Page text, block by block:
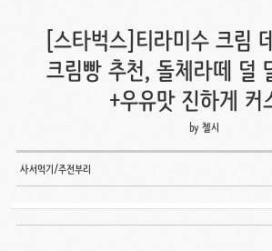
[스타벅스]티라미수 크림
크림빵 추천, 돌체라떼 덜
+우유맛 진하게 커
by 첼시
사서먹기/주전부리